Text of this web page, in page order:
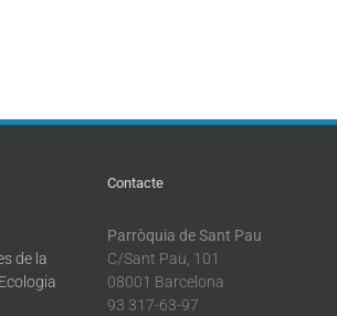
de la
Contacte
Parròquia de Sant Pau
C/Sant Pau, 101
08001 Barcelona
93 317-63-97